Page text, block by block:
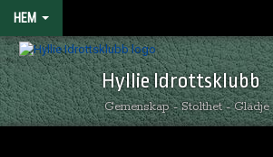
HEM
Hyllie Idrottsklubb
Gemenskap - Stolthet -